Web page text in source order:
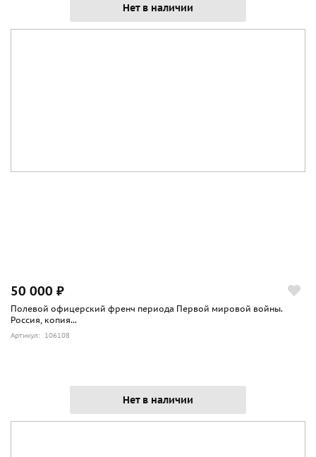
Нет в наличии
50 000 ₽
Полевой офицерский френч периода Первой мировой войны.
Россия, копия...
Артикул: 106108
Нет в наличии